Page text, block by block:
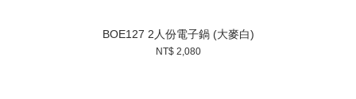
BOE127 2人份電子鍋 (大麥白)
NT$ 2,080